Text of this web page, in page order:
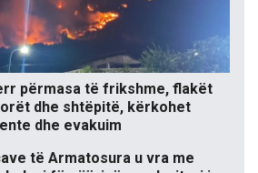
përmasa të frikshme, flakët
dhe shtëpitë, kërkohet
dhe evakuim
të Armatosura u vra me